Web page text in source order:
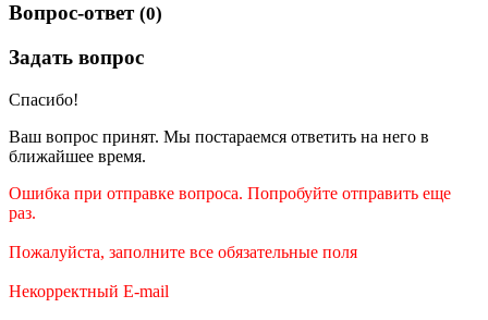
Вопрос-ответ (0)
Задать вопрос
Спасибо!
Ваш вопрос принят. Мы постараемся ответить на него в
ближайшее время.
Ошибка при отправке вопроса. Попробуйте отправить еще
раз.
Пожалуйста, заполните все обязательные поля
Некорректный E-mail